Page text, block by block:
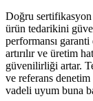
Doğru
ürün tedarikini
performansı
artırılır ve üretim
güvenilirliği artar.
ve referans
vadeli uyum buna